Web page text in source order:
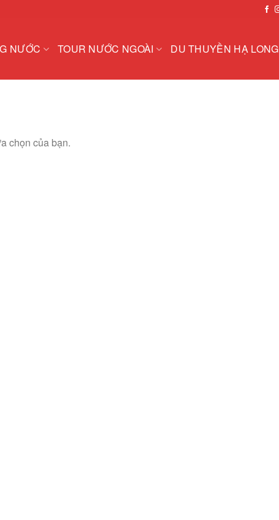
NƯỚC TOUR NƯỚC NGOÀI DU THUYỀN HẠ LONG
chọn của bạn.